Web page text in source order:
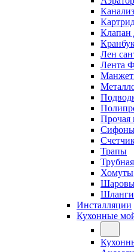
Клапан
Лен
Лента
Прочая
Трапы
Хомуты
Шланги
Инсталляции
Кухонные